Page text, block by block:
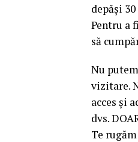
depăși
Pentru a
să
Nu
vizitare.
acces și
dvs.
Te